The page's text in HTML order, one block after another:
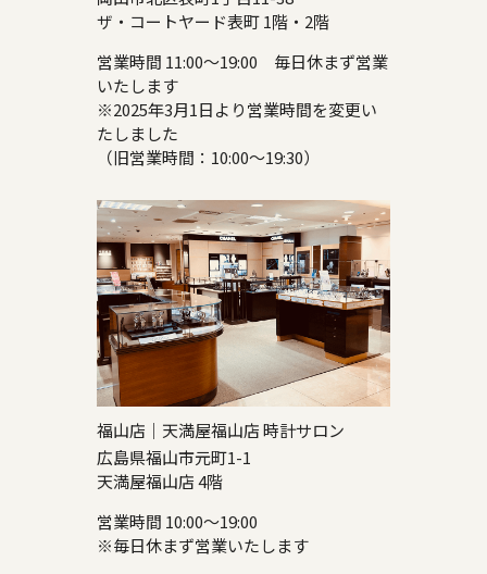
ザ・コートヤード表町 1階・2階
営業時間 11:00～19:00 毎日休まず営業
いたします
※2025年3月1日より営業時間を変更い
たしました
（旧営業時間：10:00～19:30）
福山店｜天満屋福山店 時計サロン
広島県福山市元町1-1
天満屋福山店 4階
営業時間 10:00～19:00
※毎日休まず営業いたします